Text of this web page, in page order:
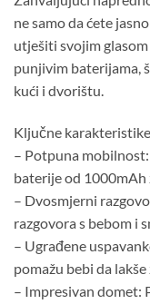
ne samo da ćete
utješiti svojim
punjivim baterijama,
kući i dvorištu.
Ključne
– Potpuna
baterije od 1000mAh
– Dvosmjerni
razgovora s bebom i
– Ugrađene
pomažu bebi da lakše
– Impresivan domet: